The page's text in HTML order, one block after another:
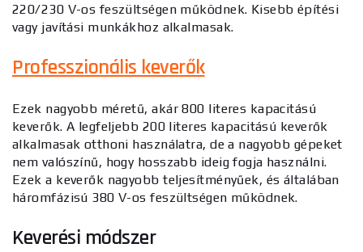
220/230 V-os feszültségen működnek. Kisebb építési
vagy javítási munkákhoz alkalmasak.
Professzionális keverők
Ezek nagyobb méretű, akár 800 literes kapacitású
keverők. A legfeljebb 200 literes kapacitású keverők
alkalmasak otthoni használatra, de a nagyobb gépeket
nem valószínű, hogy hosszabb ideig fogja használni.
Ezek a keverők nagyobb teljesítményűek, és általában
háromfázisú 380 V-os feszültségen működnek.
Keverési módszer